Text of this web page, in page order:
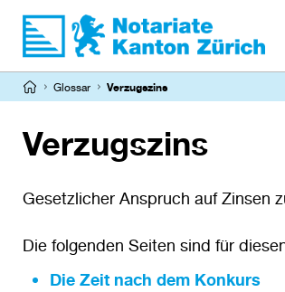
Direkt
zum
Inhalt
Pfadnavigation
Glossar Verzugszins
Verzugszins
Gesetzlicher Anspruch auf Zinsen
Die folgenden Seiten sind für
Die Zeit nach dem Konkurs